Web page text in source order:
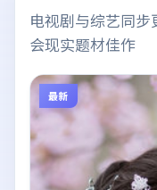
电视剧与综艺同
会现实题材佳作
最新